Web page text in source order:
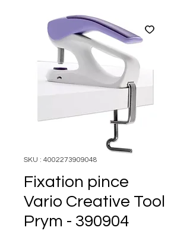
SKU : 4002273909048
Fixation pince
Vario Creative Tool
Prym - 390904